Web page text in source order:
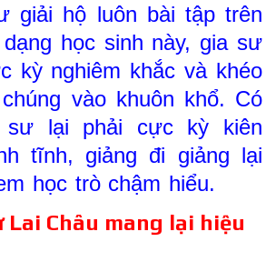
giải hộ luôn bài tập trên
học sinh này, gia sư
kỳ nghiêm khắc và khéo
vào khuôn khổ. Có
sư lại phải cực kỳ kiên
tĩnh, giảng đi giảng lại
học trò chậm hiểu.
Lai Châu mang lại hiệu